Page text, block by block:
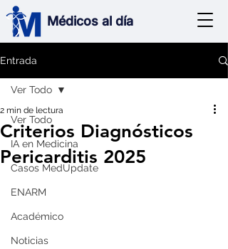
Médicos al día
Entrada
Ver Todo
IA en Medicina
Casos MedUpdate
ENARM
Académico
Noticias
Ver Todo
Criterios Diagnósticos
Pericarditis 2025
2 min de lectura